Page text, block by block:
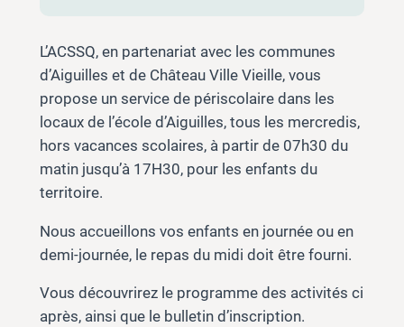
L’ACSSQ, en partenariat avec les communes
d’Aiguilles et de Château Ville Vieille, vous
propose un service de périscolaire dans les
locaux de l’école d’Aiguilles, tous les mercredis,
hors vacances scolaires, à partir de 07h30 du
matin jusqu’à 17H30, pour les enfants du
territoire.
Nous accueillons vos enfants en journée ou en
demi-journée, le repas du midi doit être fourni.
Vous découvrirez le programme des activités ci
après, ainsi que le bulletin d’inscription.